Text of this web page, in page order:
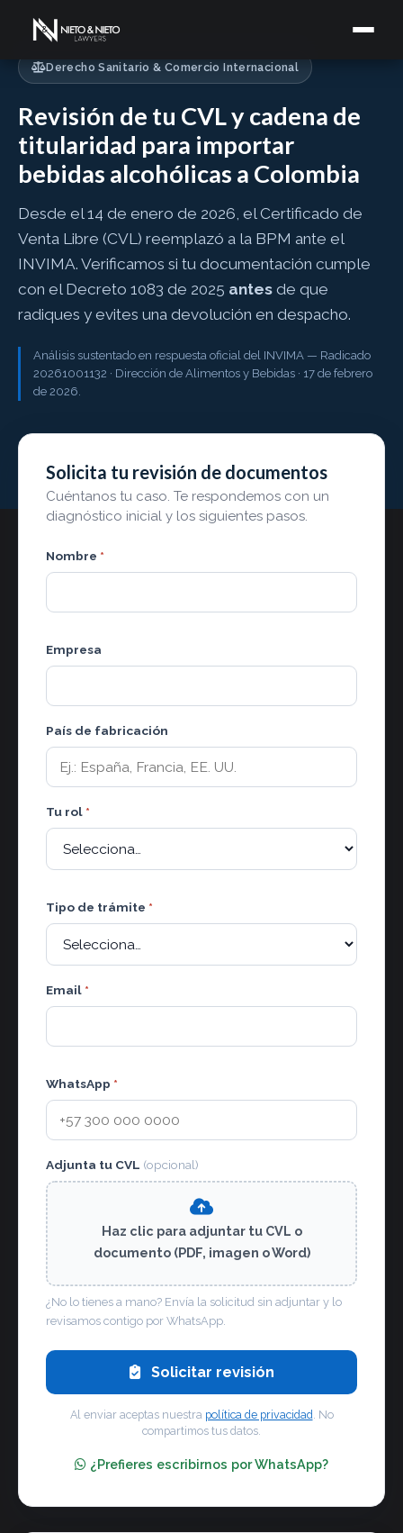
Derecho Sanitario & Comercio Internacional
Revisión de tu CVL y cadena de
titularidad para importar
bebidas alcohólicas a Colombia
Desde el 14 de enero de 2026, el Certificado de
Venta Libre (CVL) reemplazó a la BPM ante el
INVIMA. Verificamos si tu documentación cumple
con el Decreto 1083 de 2025 antes de que
radiques y evites una devolución en despacho.
Análisis sustentado en respuesta oficial del INVIMA — Radicado
20261001132 · Dirección de Alimentos y Bebidas · 17 de febrero
de 2026.
Solicita tu revisión de documentos
Cuéntanos tu caso. Te respondemos con un
diagnóstico inicial y los siguientes pasos.
Nombre *
Empresa
País de fabricación
Tu rol *
Tipo de trámite *
Email *
WhatsApp *
Adjunta tu CVL (opcional)
Haz clic para adjuntar tu CVL o
documento (PDF, imagen o Word)
¿No lo tienes a mano? Envía la solicitud sin adjuntar y lo
revisamos contigo por WhatsApp.
Solicitar revisión
Al enviar aceptas nuestra política de privacidad. No
compartimos tus datos.
¿Prefieres escribirnos por WhatsApp?